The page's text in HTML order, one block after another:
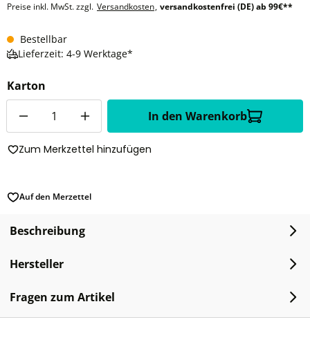
Preise inkl. MwSt. zzgl. Versandkosten, versandkostenfrei (DE) ab 99€**
Bestellbar
Lieferzeit: 4-9 Werktage*
Karton
In den Warenkorb
Zum Merkzettel hinzufügen
Auf den Merzettel
Beschreibung
Hersteller
Fragen zum Artikel